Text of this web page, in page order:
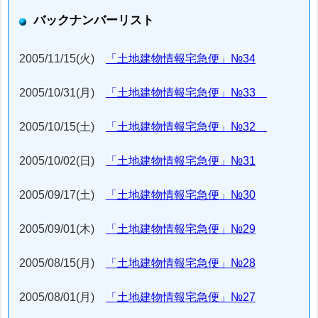
バックナンバーリスト
2005/11/15(火) 「土地建物情報宅急便」№34
2005/10/31(月) 「土地建物情報宅急便」№33
2005/10/15(土) 「土地建物情報宅急便」№32
2005/10/02(日) 「土地建物情報宅急便」№31
2005/09/17(土) 「土地建物情報宅急便」№30
2005/09/01(木) 「土地建物情報宅急便」№29
2005/08/15(月) 「土地建物情報宅急便」№28
2005/08/01(月) 「土地建物情報宅急便」№27